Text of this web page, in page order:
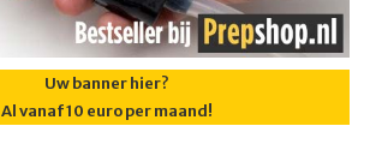
Uw banner hier?
Al vanaf 10 euro per maand!